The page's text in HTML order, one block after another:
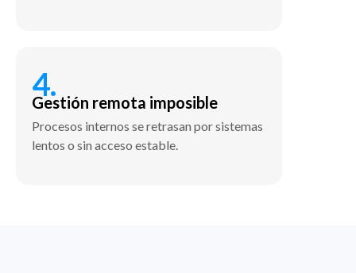
4.
Gestión remota imposible
Procesos internos se retrasan por sistemas
lentos o sin acceso estable.